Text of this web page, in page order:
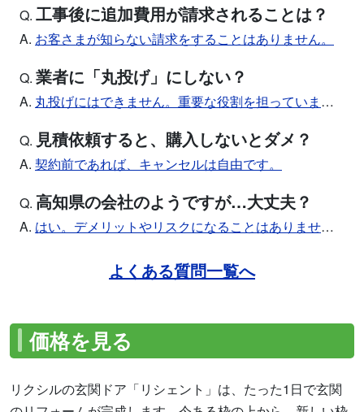
Q. 工事後に追加費用が請求されることは？
A. お客さまが知らない請求をすることはありません。
Q. 業者に「丸投げ」にしない？
A. 丸投げにはできません。重要な役割を担っています。
Q. 見積依頼すると、購入しないとダメ？
A. 契約前であれば、キャンセルは自由です。
Q. 高知県の会社のようですが…大丈夫？
A. はい。デメリットやリスクになることはありません。
よくある質問一覧へ
価格を見る
リクシルの玄関ドア「リシェント」は、たった1日で玄関